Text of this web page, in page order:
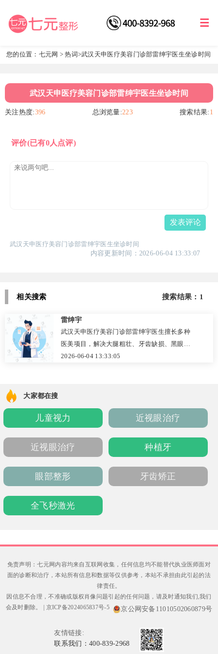
您的位置： 七元网 >热词 >武汉天申医疗美容门诊部雷绅宇医生坐诊时间
武汉天申医疗美容门诊部雷绅宇医生坐诊时间
关注热度:396 总浏览量:223 搜索结果: 1
评价(已有0人点评)
发表评论
武汉天申医疗美容门诊部雷绅宇医生坐诊时间
内容更新时间：2026-06-04 13:33:07
相关搜索 搜索结果：1
雷绅宇
武汉天申医疗美容门诊部雷绅宇医生擅长多种
医美项目，解决大腿粗壮、牙齿缺损、黑眼圈
等问题。医院技术先进，配置齐全，能提供个
2026-06-04 13:33:05
大家都在搜
儿童视力 近视眼治疗
近视眼治疗 种植牙
眼部整形 牙齿矫正
全飞秒激光
免责声明：七元网内容均来自互联网收集，任何信息均不能替代执业医师面对
面的诊断和治疗，本站所有信息和数据等仅供参考，本站不承担由此引起的法
律责任。
因信息不合理，不准确或版权肖像问题引起的任何问题，请及时通知我们,我们
会及时删除。
京ICP备2024065837号-5 京公网安备11010502060879号
友情链接:
联系我们：400-839-2968